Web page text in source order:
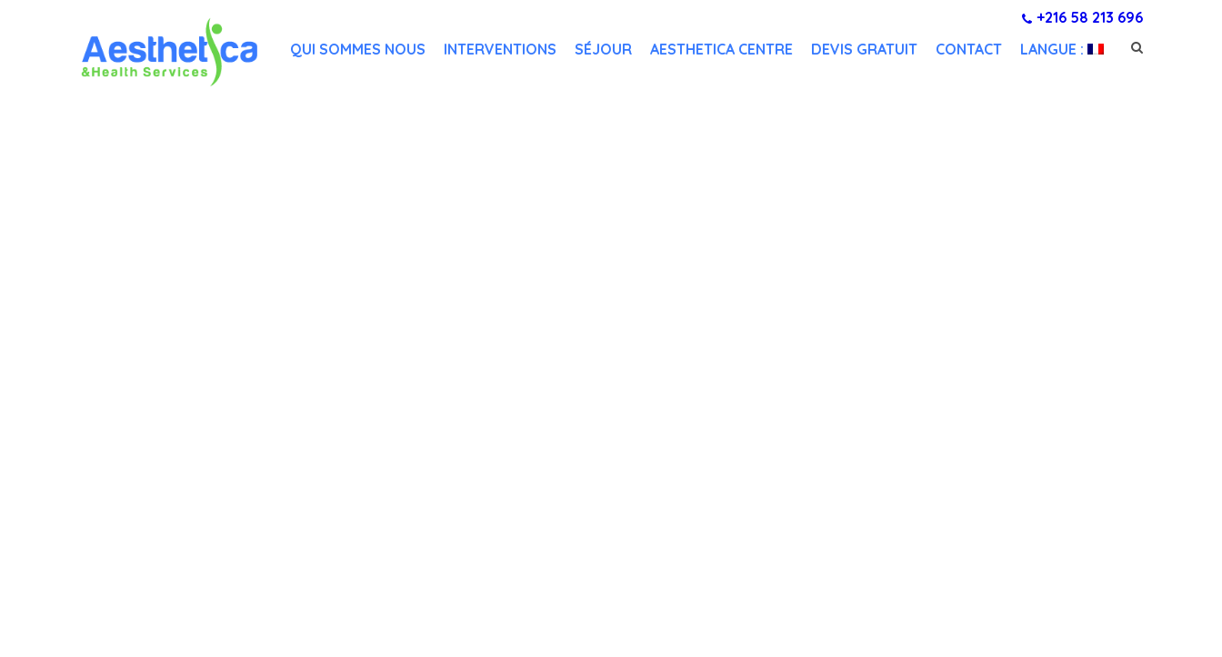
+216 58 213 696
QUI SOMMES NOUS
INTERVENTIONS SÉJOUR AESTHETICA CENTRE DEVIS GRATUIT CONTACT LANGUE :